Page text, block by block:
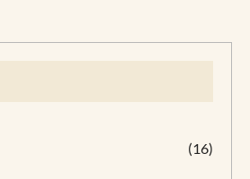
(16)